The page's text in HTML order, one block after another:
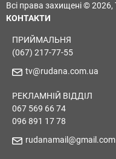
Всі права захищені ©
КОНТАКТИ
ПРИЙМАЛЬНЯ
(067) 217-77-55
tv@rudana.com.ua
РЕКЛАМНІЙ ВІДДІЛ
067 569 66 74
096 891 17 78
rudanamail@gmail.com